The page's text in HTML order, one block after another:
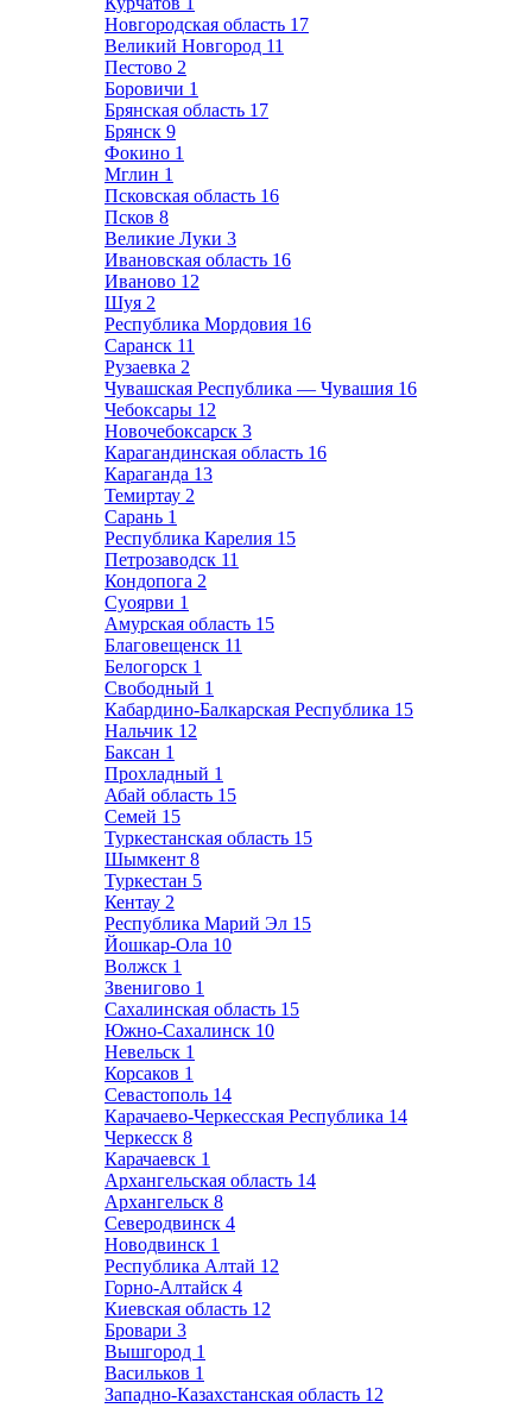
Новгородская область 17
Великий Новгород 11
Пестово 2
Боровичи 1
Брянская область 17
Брянск 9
Фокино 1
Мглин 1
Псковская область 16
Псков 8
Великие Луки 3
Ивановская область 16
Иваново 12
Шуя 2
Республика Мордовия 16
Саранск 11
Рузаевка 2
Чувашская Республика — Чувашия 16
Чебоксары 12
Новочебоксарск 3
Карагандинская область 16
Караганда 13
Темиртау 2
Сарань 1
Республика Карелия 15
Петрозаводск 11
Кондопога 2
Суоярви 1
Амурская область 15
Благовещенск 11
Белогорск 1
Свободный 1
Кабардино-Балкарская Республика 15
Нальчик 12
Баксан 1
Прохладный 1
Абай область 15
Семей 15
Туркестанская область 15
Шымкент 8
Туркестан 5
Кентау 2
Республика Марий Эл 15
Йошкар-Ола 10
Волжск 1
Звенигово 1
Сахалинская область 15
Южно-Сахалинск 10
Невельск 1
Корсаков 1
Севастополь 14
Карачаево-Черкесская Республика 14
Черкесск 8
Карачаевск 1
Архангельская область 14
Архангельск 8
Северодвинск 4
Новодвинск 1
Республика Алтай 12
Горно-Алтайск 4
Киевская область 12
Бровари 3
Вышгород 1
Васильков 1
Западно-Казахстанская область 12